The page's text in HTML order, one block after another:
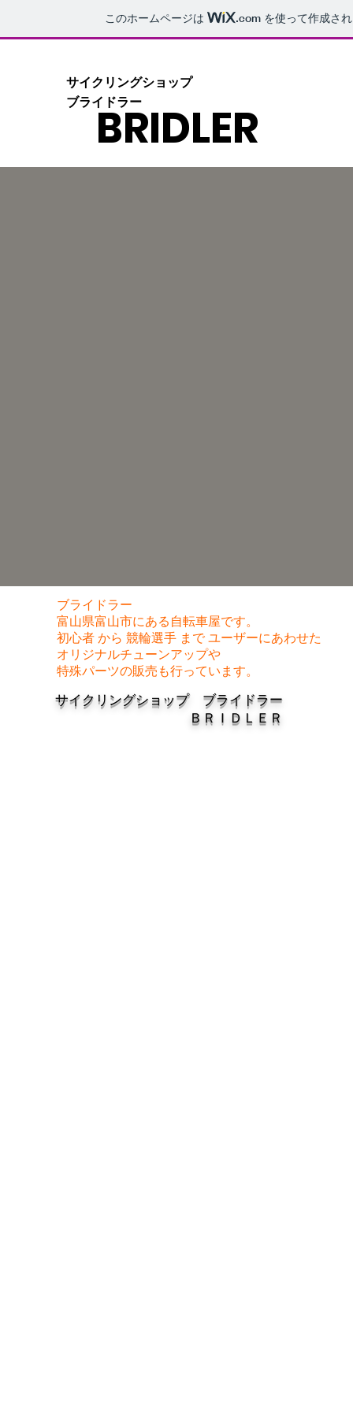
このホームページは .com を使って作成さ
BRIDLER
​ サイクリングショップ
ブライドラー
ブライドラー
富山県富山市にある自転車屋です。
初心者 から 競輪選手 まで ユーザーにあわせた
オリジナルチューンアップや
特殊パーツの販売も行っています。
サイクリングショップ ブライドラー
ＢＲＩＤＬＥＲ